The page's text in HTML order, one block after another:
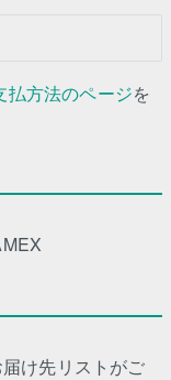
払方法のページを
け先リストがご